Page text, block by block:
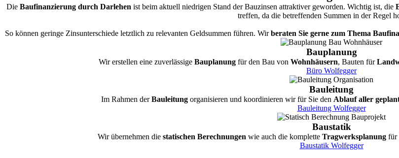
Die Baufinanzierung durch Darlehen ist beim aktuell niedrigen Stand der Bauzinsen attraktiver geworden. Wichtig ist, die
treffen, da die betreffenden Summen in der Regel
So können geringe Zinsunterschiede letztlich zu relevanten Geldsummen führen. Wirberaten Sie gerne zum Thema
Bauplanung
Wir erstellen eine zuverlässige Bauplanung für den Bau von Wohnhäusern, Bauten für
Büro Wolfegger
Bauleitung
Im Rahmen derBauleitung organisieren und koordinieren wir für Sie den Ablauf aller
Bauleitung Wolfegger
Baustatik
Wir übernehmen die statischen Berechnungen wie auch die komplette Tragwerksplanung für
Baustatik Wolfegger